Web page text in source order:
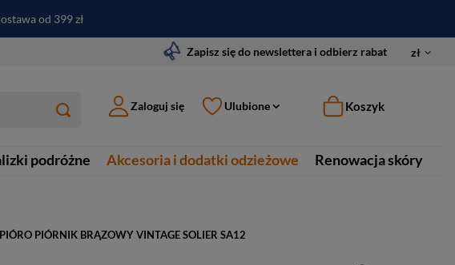
od 399 zł
Zapisz się do newslettera i odbierz rabat zł
Zaloguj się Ulubione Koszyk
podróżne Akcesoria i dodatki odzieżowe
Renowacja skóry
PIÓRNIK BRĄZOWY VINTAGE SOLIER SA12